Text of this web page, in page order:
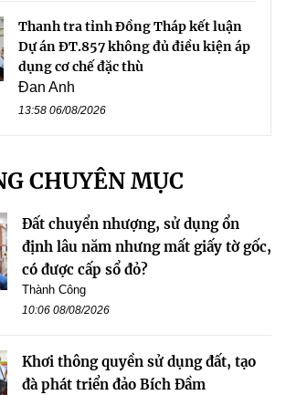
Thanh tra tỉnh Đồng Tháp kết luận
Dự án ĐT.857 không đủ điều kiện áp
dụng cơ chế đặc thù
Đan Anh
13:58 06/08/2026
CHUYÊN MỤC
Đất chuyển nhượng, sử dụng ổn
định lâu năm nhưng mất giấy tờ gốc,
có được cấp sổ đỏ?
Thành Công
10:06 08/08/2026
Khơi thông quyền sử dụng đất, tạo
đà phát triển đảo Bích Đầm